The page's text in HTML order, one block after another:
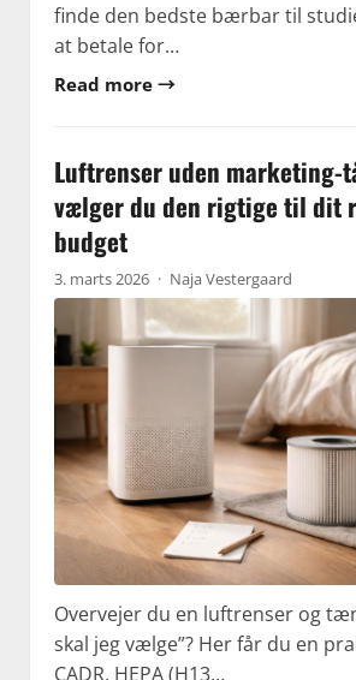
finde den bedste bærbar til
at betale for…
Read more →
Luftrenser uden marketing-
vælger du den rigtige til dit
budget
3. marts 2026 · Naja Vestergaard
Overvejer du en luftrenser og
skal jeg vælge”? Her får du en
CADR, HEPA (H13…